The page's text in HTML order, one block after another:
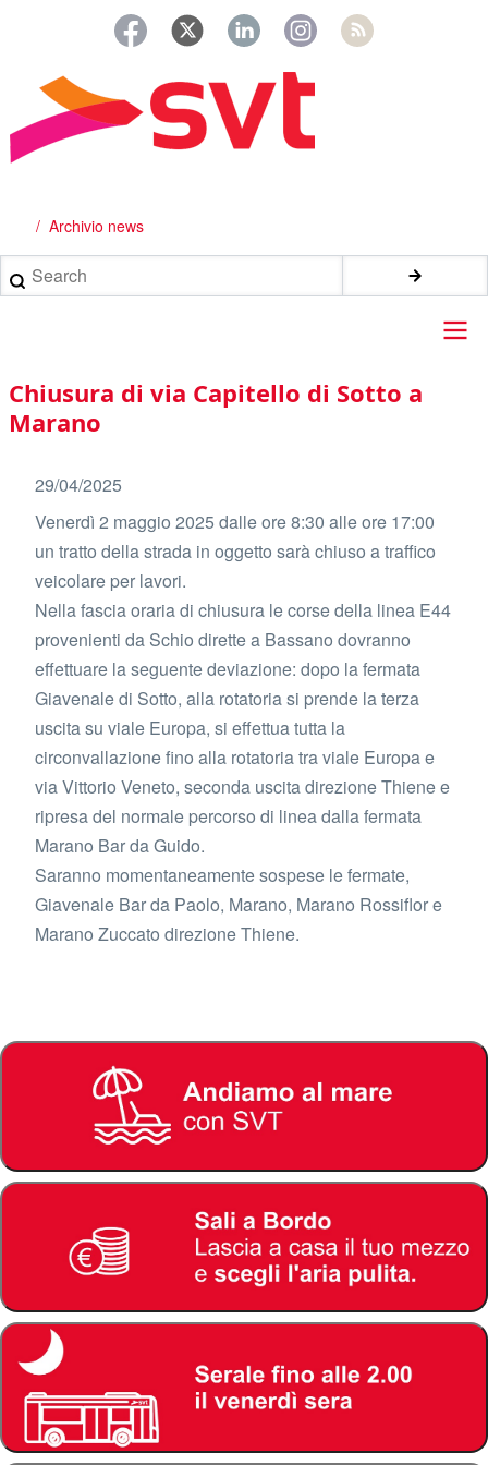
principale
Briciole
di
pane
Archivio news
Search
Main
navigation
Chiusura di via Capitello di Sotto a
Marano
29/04/2025
Venerdì 2 maggio 2025 dalle ore 8:30 alle ore 17:00
un tratto della strada in oggetto sarà chiuso a traffico
veicolare per lavori.
Nella fascia oraria di chiusura le corse della linea E44
provenienti da Schio dirette a Bassano dovranno
effettuare la seguente deviazione: dopo la fermata
Giavenale di Sotto, alla rotatoria si prende la terza
uscita su viale Europa, si effettua tutta la
circonvallazione fino alla rotatoria tra viale Europa e
via Vittorio Veneto, seconda uscita direzione Thiene e
ripresa del normale percorso di linea dalla fermata
Marano Bar da Guido.
Saranno momentaneamente sospese le fermate,
Giavenale Bar da Paolo, Marano, Marano Rossiflor e
Marano Zuccato direzione Thiene.